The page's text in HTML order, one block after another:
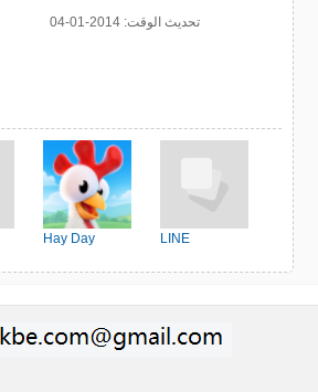
تحديث الوقت: 2014-01-04
Hay Day LINE